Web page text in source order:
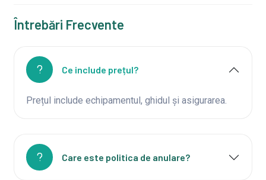
Întrebări Frecvente
Ce include prețul?
Prețul include echipamentul, ghidul și asigurarea.
Care este politica de anulare?